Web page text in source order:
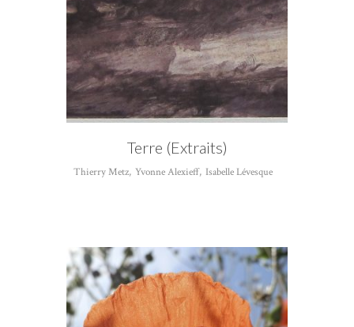
Isabelle Lévesque
Terre (Extraits)
Thierry Metz, Yvonne Alexieff, Isabelle Lévesque